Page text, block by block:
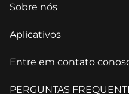
Sobre nós
Aplicativos
Entre em contato
PERGUNTAS